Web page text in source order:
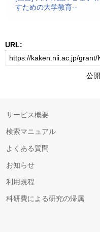
すための大学教育‐‐
URL:
公
サービス概要
検索マニュアル
よくある質問
お知らせ
利用規程
科研費による研究の帰属